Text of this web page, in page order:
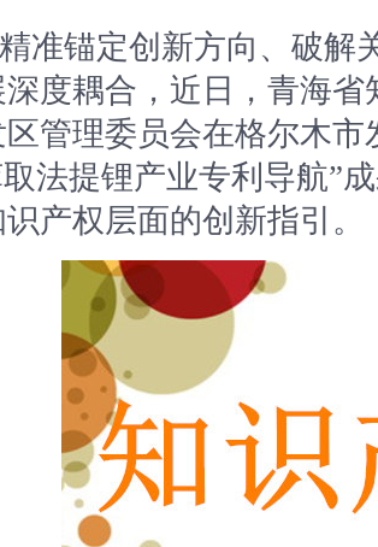
锚定创新方向、破解
深度耦合，近日，青海
管理委员会在格尔木
取法提锂产业专利导航”
产权层面的创新指引。